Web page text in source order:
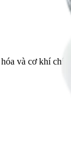
và cơ khí chính